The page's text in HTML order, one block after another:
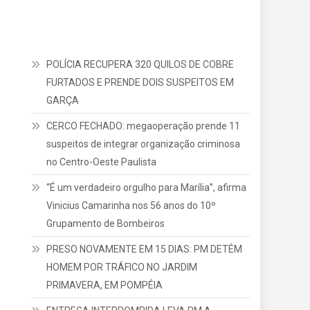
POLÍCIA RECUPERA 320 QUILOS DE COBRE
FURTADOS E PRENDE DOIS SUSPEITOS EM
GARÇA
CERCO FECHADO: megaoperação prende 11
suspeitos de integrar organização criminosa
no Centro-Oeste Paulista
“É um verdadeiro orgulho para Marília”, afirma
Vinicius Camarinha nos 56 anos do 10º
Grupamento de Bombeiros
PRESO NOVAMENTE EM 15 DIAS: PM DETÉM
HOMEM POR TRÁFICO NO JARDIM
PRIMAVERA, EM POMPÉIA